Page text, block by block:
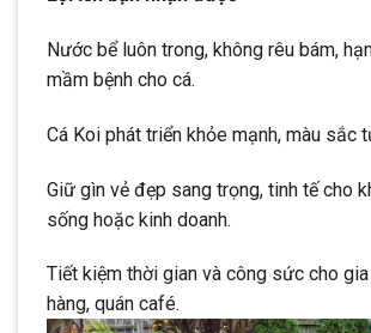
Nước bể luôn trong, không rêu bám,
mầm bệnh cho cá.
Cá Koi phát triển khỏe mạnh, màu sắc
Giữ gìn vẻ đẹp sang trọng, tinh tế cho
sống hoặc kinh doanh.
Tiết kiệm thời gian và công sức cho gia
hàng, quán café.